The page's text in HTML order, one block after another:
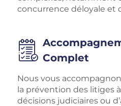
concurrence déloyale et
Complet
Nous vous
la prévention des litiges
décisions judiciaires ou